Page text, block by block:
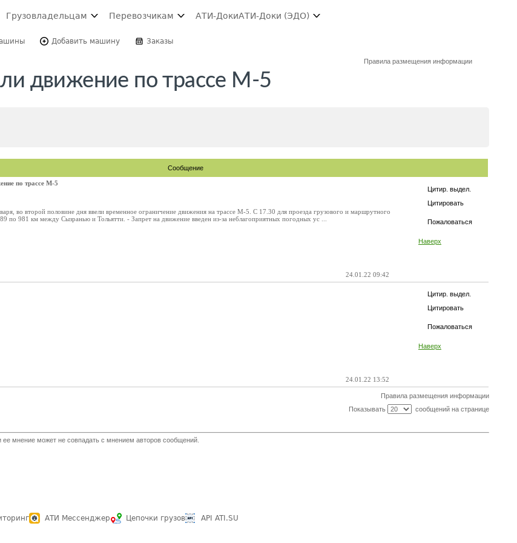
Грузовладельцам Перевозчикам АТИ-ДокиАТИ-Доки (ЭДО)
Добавить машину Заказы
Правила размещения информации
движение по трассе М-5
Сообщение
Цитир. выдел.
Цитировать
Пожаловаться
Наверх
по трассе М-5
во второй половине дня ввели временное ограничение движения на трассе М-5. С 17.30 для проезда грузового и маршрутного
по 981 км между Сызранью и Тольятти. - Запрет на движение введен из-за неблагоприятных погодных ус ...
24.01.22 09:42
Цитир. выдел.
Цитировать
Пожаловаться
Наверх
24.01.22 13:52
Правила размещения информации
Показывать
сообщений на странице
мнение может не совпадать с мнением авторов сообщений.
АТИ Мессенджер Цепочки грузов API ATI.SU